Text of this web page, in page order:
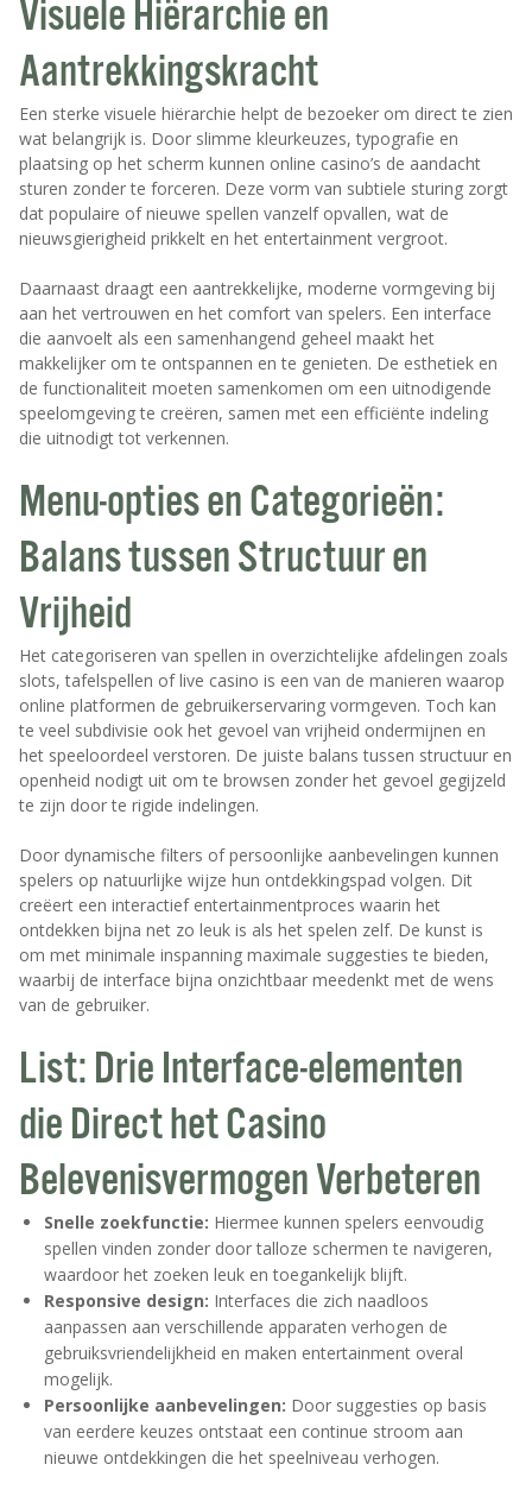
Visuele Hiërarchie en
Aantrekkingskracht
Een sterke visuele hiërarchie helpt de bezoeker om direct te zien
wat belangrijk is. Door slimme kleurkeuzes, typografie en
plaatsing op het scherm kunnen online casino’s de aandacht
sturen zonder te forceren. Deze vorm van subtiele sturing zorgt
dat populaire of nieuwe spellen vanzelf opvallen, wat de
nieuwsgierigheid prikkelt en het entertainment vergroot.
Daarnaast draagt een aantrekkelijke, moderne vormgeving bij
aan het vertrouwen en het comfort van spelers. Een interface
die aanvoelt als een samenhangend geheel maakt het
makkelijker om te ontspannen en te genieten. De esthetiek en
de functionaliteit moeten samenkomen om een uitnodigende
speelomgeving te creëren, samen met een efficiënte indeling
die uitnodigt tot verkennen.
Menu-opties en Categorieën:
Balans tussen Structuur en
Vrijheid
Het categoriseren van spellen in overzichtelijke afdelingen zoals
slots, tafelspellen of live casino is een van de manieren waarop
online platformen de gebruikerservaring vormgeven. Toch kan
te veel subdivisie ook het gevoel van vrijheid ondermijnen en
het speeloordeel verstoren. De juiste balans tussen structuur en
openheid nodigt uit om te browsen zonder het gevoel gegijzeld
te zijn door te rigide indelingen.
Door dynamische filters of persoonlijke aanbevelingen kunnen
spelers op natuurlijke wijze hun ontdekkingspad volgen. Dit
creëert een interactief entertainmentproces waarin het
ontdekken bijna net zo leuk is als het spelen zelf. De kunst is
om met minimale inspanning maximale suggesties te bieden,
waarbij de interface bijna onzichtbaar meedenkt met de wens
van de gebruiker.
List: Drie Interface-elementen
die Direct het Casino
Belevenisvermogen Verbeteren
Snelle zoekfunctie: Hiermee kunnen spelers eenvoudig
spellen vinden zonder door talloze schermen te navigeren,
waardoor het zoeken leuk en toegankelijk blijft.
Responsive design: Interfaces die zich naadloos
aanpassen aan verschillende apparaten verhogen de
gebruiksvriendelijkheid en maken entertainment overal
mogelijk.
Persoonlijke aanbevelingen: Door suggesties op basis
van eerdere keuzes ontstaat een continue stroom aan
nieuwe ontdekkingen die het speelniveau verhogen.